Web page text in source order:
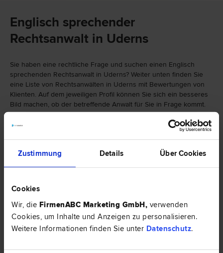
Zustimmung Details Über Cookies
Cookies
Wir, die FirmenABC Marketing GmbH, verwenden
Cookies, um Inhalte und Anzeigen zu personalisieren.
Weitere Informationen finden Sie unter Datenschutz.
Englisch sprechender
Rechtsanwalt in Uderns
Sie haben eine rechtliche Frage und suchen einen Englisch
sprechenden Rechtsanwalt in Uderns? Weiter unten finden Sie
eine Liste von Rechtsanwälten in Uderns mit Bewertungen von
Klienten. Auf dem jeweiligen Profil können Sie sich ein besseres
Bild machen, ob der betreffende Anwalt für Sie in Frage kommt.
Falls Sie einen Rechtsanwalt in Uderns mit einer bestimmten
Spezialisierung suchen, finden Sie hier eine Auswahl von